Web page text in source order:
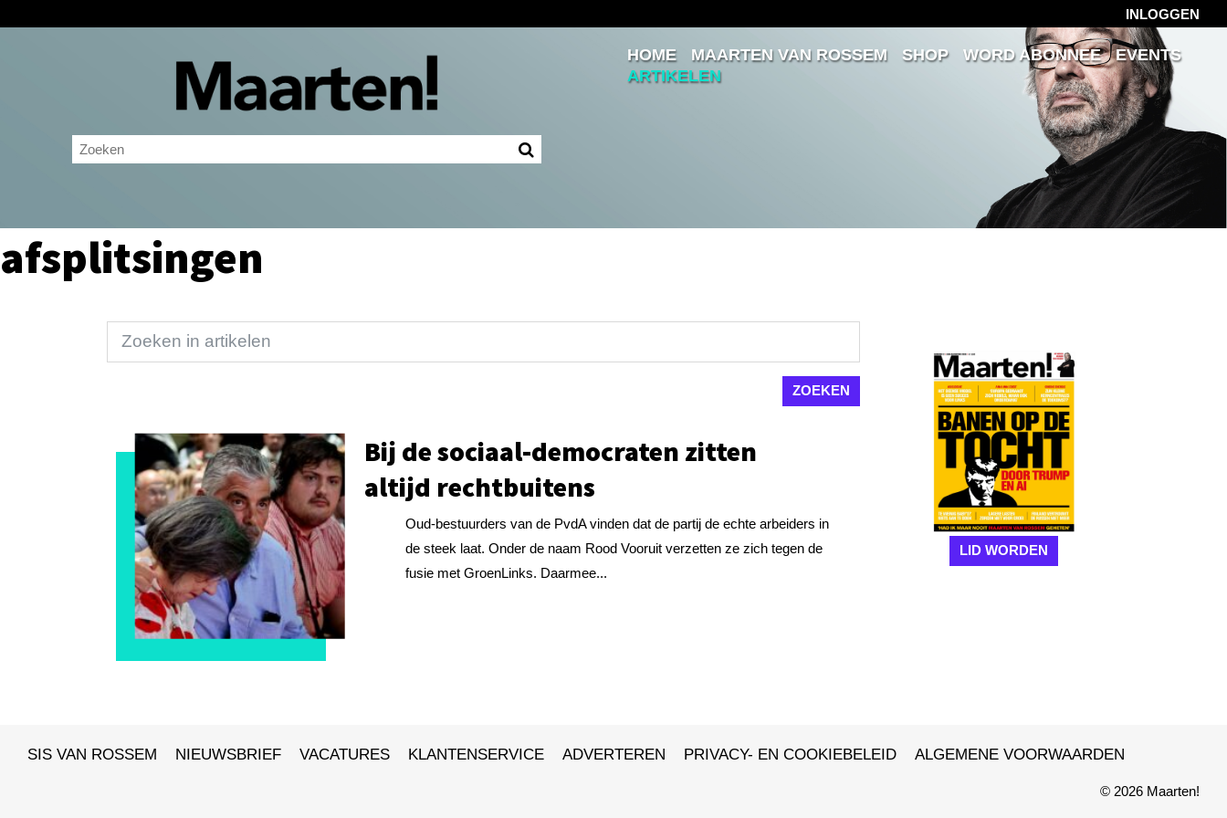
INLOGGEN
Inloggen
Ingelogd blijven
HOME MAARTEN VAN ROSSEM SHOP WORD ABONNEE
EVENTS
ARTIKELEN
afsplitsingen
Bij de sociaal-democraten zitten
altijd rechtbuitens
Oud-bestuurders van de PvdA vinden dat de partij de echte arbeiders in
de steek laat. Onder de naam Rood Vooruit verzetten ze zich tegen de
fusie met GroenLinks. Daarmee...
LID WORDEN
SIS VAN ROSSEM NIEUWSBRIEF VACATURES KLANTENSERVICE ADVERTEREN PRIVACY- EN COOKIEBELEID ALGEMENE VOORWAARDEN
© 2026 Maarten!